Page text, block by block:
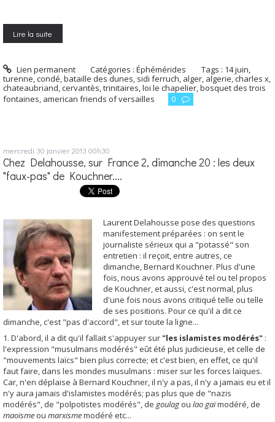
Lire la suite
Lien permanent Catégories :Éphémérides Tags : 14 juin
turenne condé bataille des dunes sidi ferruch alger algerie charles x
chateaubriand cervantès trinitaires loi le chapelier bosquet des trois
fontaines american friends of versailles 0
mercredi 30 janvier 2013 00h30
Chez Delahousse, sur France 2, dimanche 20 : les deux
"faux-pas" de Kouchner....
Laurent Delahousse pose des questions
manifestement préparées : on sent le
journaliste sérieux qui a "potassé" son
entretien : il reçoit, entre autres, ce
dimanche, Bernard Kouchner. Plus d'une
fois, nous avons approuvé tel ou tel propos
de Kouchner, et aussi, c'est normal, plus
d'une fois nous avons critiqué telle ou telle
de ses positions. Pour ce qu'il a dit ce
dimanche, c'est "pas d'accord", et sur toute la ligne...
1. D'abord, il a dit qu'il fallait s'appuyer sur "les islamistes modérés" :
l'expression "musulmans modérés" eût été plus judicieuse, et celle de
"mouvements laïcs" bien plus correcte; et c'est bien, en effet, ce qu'il
faut faire, dans les mondes musulmans : miser sur les forces laïques.
Car, n'en déplaise à Bernard Kouchner, il n'y a pas, il n'y a jamais eu et il
n'y aura jamais d'islamistes modérés; pas plus que de "nazis
modérés", de "polpotistes modérés", de goulag ou lao gaïmodéré, de
maoïsme ou marxismemodéré etc...